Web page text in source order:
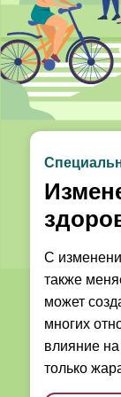
С
также
может
многих
влияние
только